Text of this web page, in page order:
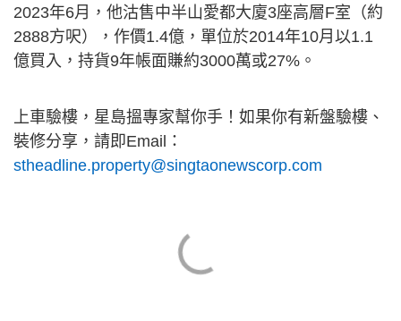
2023年6月，他沽售中半山愛都大廈3座高層F室（約
2888方呎），作價1.4億，單位於2014年10月以1.1
億買入，持貨9年帳面賺約3000萬或27%。
上車驗樓，星島搵專家幫你手！如果你有新盤驗樓、
裝修分享，請即Email：
stheadline.property@singtaonewscorp.com